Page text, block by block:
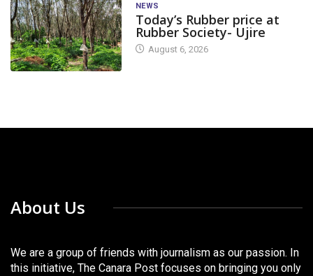
NEWS
Today’s Rubber price at
Rubber Society- Ujire
August 6, 2026
About Us
We are a group of friends with journalism as our passion. In
this initiative, The Canara Post focuses on bringing you only